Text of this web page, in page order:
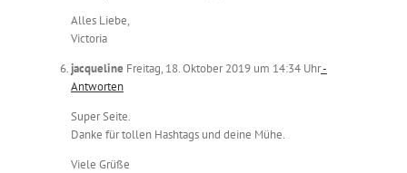
Alles Liebe,
Victoria
jacqueline Freitag, 18. Oktober 2019 um 14:34 Uhr-
Antworten
Super Seite.
Danke für tollen Hashtags und deine Mühe.
Viele Grüße